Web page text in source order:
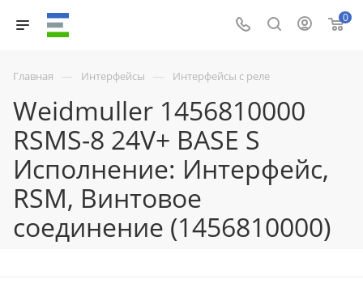
0
Главная — Интерфейсы — Интерфейсы с реле
Weidmuller 1456810000
RSMS-8 24V+ BASE S
Исполнение: Интерфейс,
RSM, Винтовое
соединение (1456810000)